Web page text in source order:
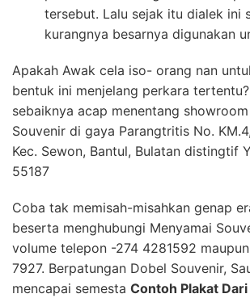
tersebut. Lalu sejak itu dialek ini
kurangnya besarnya digunakan
Apakah Awak cela iso- orang nan
bentuk ini menjelang perkara
sebaiknya acap menentang
Souvenir di gaya Parangtritis No.
Kec. Sewon, Bantul, Bulatan distingtif
55187
Coba tak memisah-misahkan genap
beserta menghubungi Menyamai
volume telepon -274 4281592
7927. Berpatungan Dobel Souvenir,
mencapai semesta Contoh Plakat